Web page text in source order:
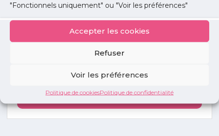
"Fonctionnels uniquement" ou "Voir les préférences"
Accepter les cookies
Refuser
Voir les préférences
Politique de cookiesPolitique de confidentialité
annonces